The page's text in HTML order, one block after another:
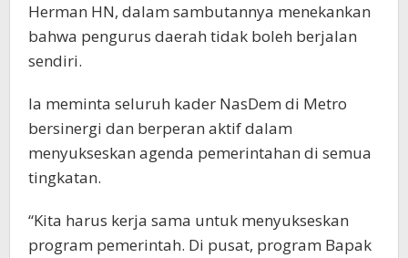
Herman HN, dalam sambutannya menekankan
bahwa pengurus daerah tidak boleh berjalan
sendiri.
Ia meminta seluruh kader NasDem di Metro
bersinergi dan berperan aktif dalam
menyukseskan agenda pemerintahan di semua
tingkatan.
“Kita harus kerja sama untuk menyukseskan
program pemerintah. Di pusat, program Bapak